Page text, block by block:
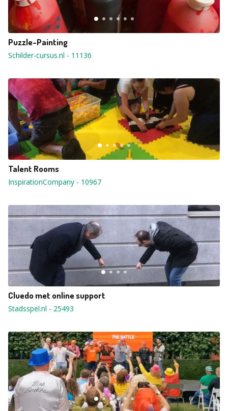
Puzzle-Painting
Schilder-cursus.nl - 11136
Talent Rooms
InspirationCompany - 10967
Cluedo met online support
Stadsspel.nl - 25493